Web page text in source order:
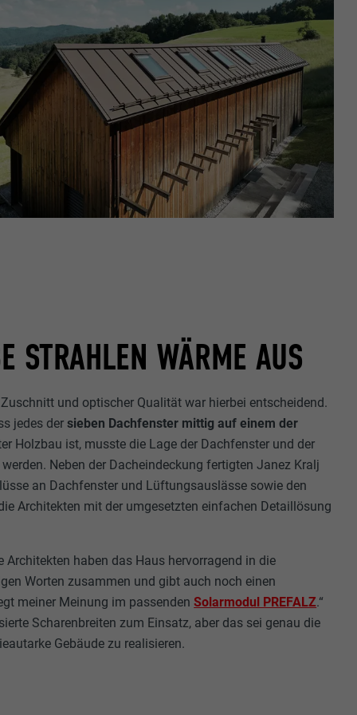
STRAHLEN WÄRME AUS
und optischer Qualität war hierbei entscheidend.
jedes dersieben Dachfenster mittig auf einem der
Holzbau ist, musste die Lage der Dachfenster und der
Neben der Dacheindeckung fertigten Janez Kralj
an Dachfenster und Lüftungsauslässe sowie den
Architekten mit der umgesetzten einfachen Detaillösung
Architekten haben das Haus hervorragend in die
Worten zusammen und gibt auch noch einen
meiner Meinung im passendenSolarmodul PREFALZ.“
Scharenbreiten zum Einsatz, aber das sei genau die
Gebäude zu realisieren.